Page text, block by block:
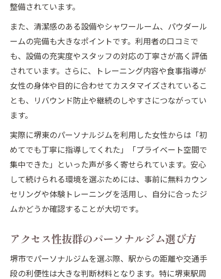
整備されています。
また、清潔感のある設備やシャワールーム、パウダール
ームの完備も大きなポイントです。利用者の口コミで
も、設備の充実度やスタッフの対応の丁寧さが高く評価
されています。さらに、トレーニング内容や食事指導が
女性の身体や目的に合わせてカスタマイズされているこ
とも、リバウンド防止や継続のしやすさにつながってい
ます。
実際に堺東のパーソナルジムを利用した女性からは「初
めてでも丁寧に指導してくれた」「プライベート空間で
集中できた」といった声が多く寄せられています。安心
して続けられる環境を選ぶためには、事前に無料カウン
セリングや体験トレーニングを活用し、自分に合ったジ
ムかどうか確認することが大切です。
アクセス性抜群のパーソナルジム選び方
堺市でパーソナルジムを選ぶ際、駅からの距離や交通手
段の利便性は大きな判断材料となります。特に堺東駅周